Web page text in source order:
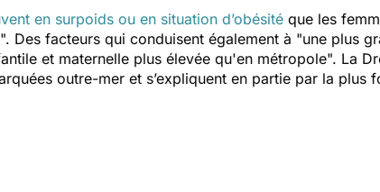
en surpoids ou en situation d’obésité que les
Des facteurs qui conduisent également à "une plus
et maternelle plus élevée qu'en métropole". La
outre-mer et s’expliquent en partie par la plus